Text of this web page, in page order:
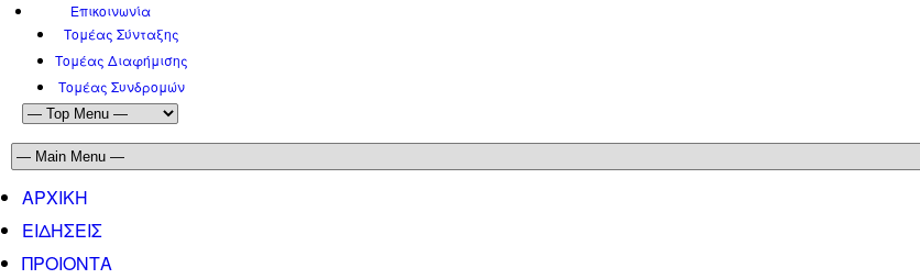
Επικοινωνία
Τομέας Σύνταξης
Τομέας Διαφήμισης
Τομέας Συνδρομών
ΑΡΧΙΚΗ
ΕΙΔΗΣΕΙΣ
ΠΡΟΙΟΝΤΑ